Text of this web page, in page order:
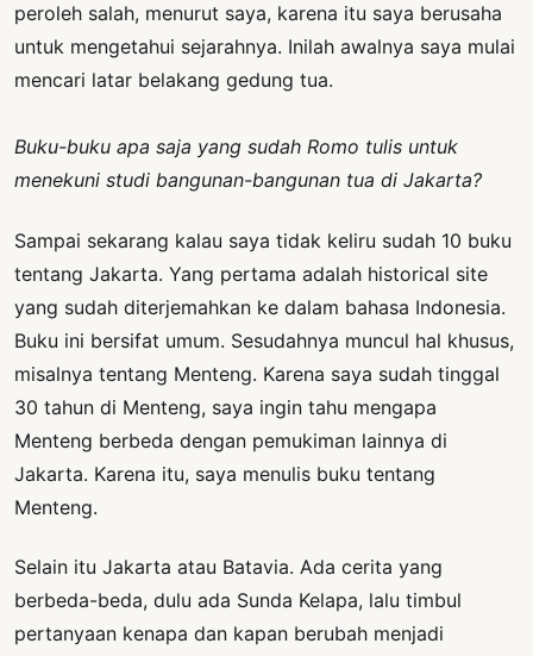
peroleh salah, menurut saya, karena itu saya berusaha
untuk mengetahui sejarahnya. Inilah awalnya saya mulai
mencari latar belakang gedung tua.
Buku-buku apa saja yang sudah Romo tulis untuk
menekuni studi bangunan-bangunan tua di Jakarta?
Sampai sekarang kalau saya tidak keliru sudah 10 buku
tentang Jakarta. Yang pertama adalah historical site
yang sudah diterjemahkan ke dalam bahasa Indonesia.
Buku ini bersifat umum. Sesudahnya muncul hal khusus,
misalnya tentang Menteng. Karena saya sudah tinggal
30 tahun di Menteng, saya ingin tahu mengapa
Menteng berbeda dengan pemukiman lainnya di
Jakarta. Karena itu, saya menulis buku tentang
Menteng.
Selain itu Jakarta atau Batavia. Ada cerita yang
berbeda-beda, dulu ada Sunda Kelapa, lalu timbul
pertanyaan kenapa dan kapan berubah menjadi